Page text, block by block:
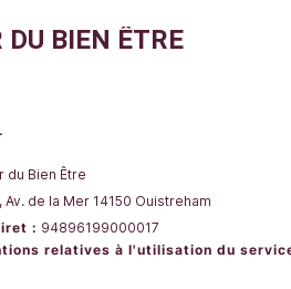
DU BIEN ÊTRE
du Bien Être
Av. de la Mer 14150 Ouistreham
: 94896199000017
relatives à l'utilisation du